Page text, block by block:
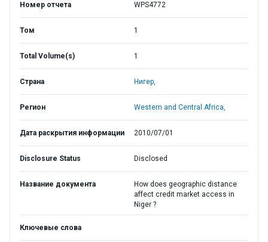
Номер отчета WPS4772
Том 1
Total Volume(s) 1
Страна Нигер,
Регион Western and Central Africa,
Дата раскрытия информации 2010/07/01
Disclosure Status Disclosed
Название документа
How does geographic distance
affect credit market access in
Niger ?
Ключевые слова